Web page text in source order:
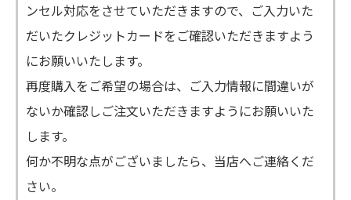
ンセル対応をさせていただきますので、ご入力いた
だいたクレジットカードをご確認いただきますよう
にお願いいたします。
再度購入をご希望の場合は、ご入力情報に間違いが
ないか確認しご注文いただきますようにお願いいた
します。
何か不明な点がございましたら、当店へご連絡くだ
さい。